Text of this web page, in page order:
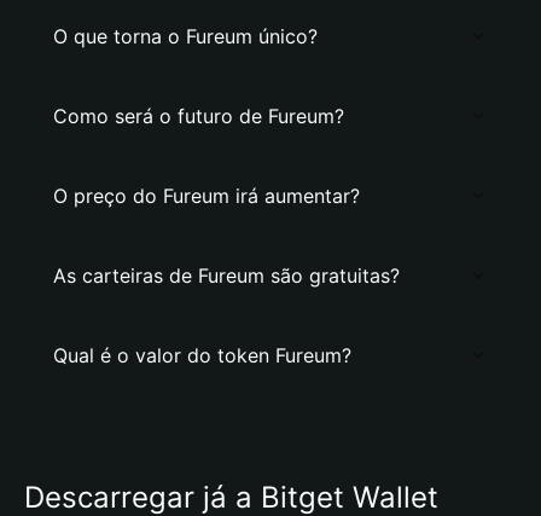
O que torna o Fureum único?
Como será o futuro de Fureum?
O preço do Fureum irá aumentar?
As carteiras de Fureum são gratuitas?
Qual é o valor do token Fureum?
Descarregar já a Bitget Wallet